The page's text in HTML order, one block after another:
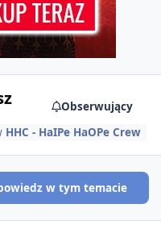
Obserwujący
HHC - HaIPe HaOPe Crew
w tym temacie